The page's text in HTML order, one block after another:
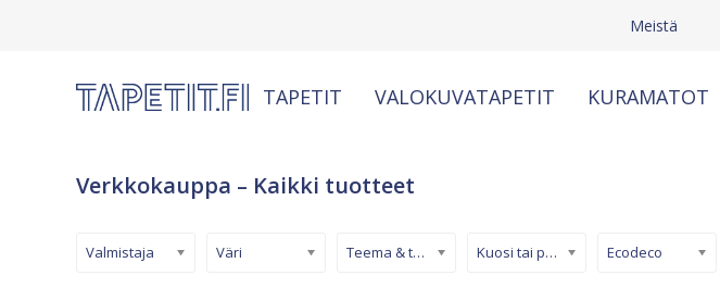
Meistä
TAPETIT VALOKUVATAPETIT KURAMATOT
Verkkokauppa – Kaikki tuotteet
Valmistaja Väri Teema & tyyli Kuosi tai pinta Ecodeco